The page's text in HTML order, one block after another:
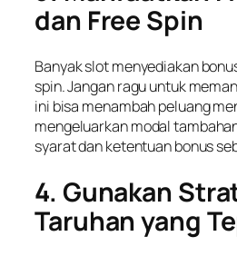
dan Free Spin
Banyak slot menyediakan
spin. Jangan ragu untuk
ini bisa menambah peluang
mengeluarkan modal
syarat dan ketentuan bonus
4. Gunakan
Taruhan yang